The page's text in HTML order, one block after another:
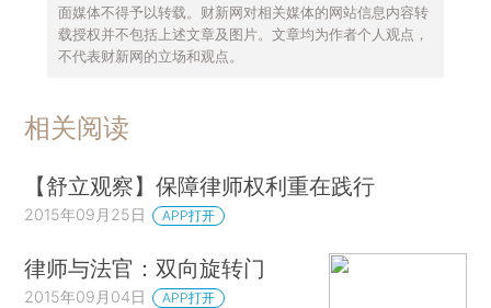
面媒体不得予以转载。财新网对相关媒体的网站信息内容转
载授权并不包括上述文章及图片。文章均为作者个人观点，
不代表财新网的立场和观点。
相关阅读
【舒立观察】保障律师权利重在践行
2015年09月25日 APP打开
律师与法官：双向旋转门
2015年09月04日 APP打开